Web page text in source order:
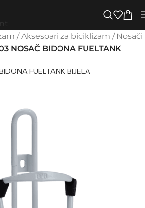
/Aksesoari za biciklizam / Nosači
NOSAČ BIDONA FUELTANK
FUELTANK BIJELA